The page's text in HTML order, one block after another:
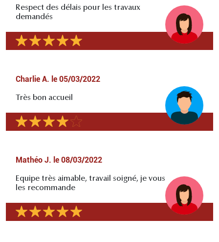
Respect des délais pour les travaux
demandés
Charlie A. le 05/03/2022
Très bon accueil
Mathéo J. le 08/03/2022
Equipe très aimable, travail soigné, je vous
les recommande